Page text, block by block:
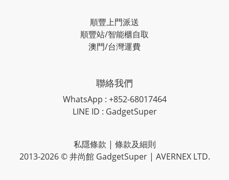
順豐上門派送
順豐站/智能櫃自取
澳門/台灣運費
聯絡我們
WhatsApp : +852-68017464
LINE ID : GadgetSuper
私隱條款 | 條款及細則
2013-2026 © 井尚館 GadgetSuper | AVERNEX LTD.